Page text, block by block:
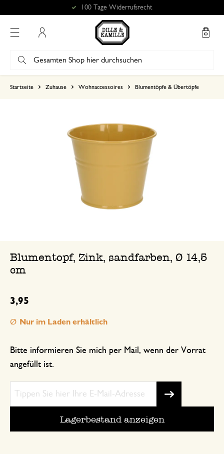
100 Tage Widerrufsrecht
Startseite Zuhause Wohnaccessoires Blumentöpfe & Übertöpfe
Blumentopf, Zink, sandfarben, Ø 14,5
cm
3,95
Bitte informieren Sie mich per Mail, wenn der Vorrat
angefüllt ist.
Lagerbestand anzeigen
Nur im Laden erhältlich
6. Mai 2024